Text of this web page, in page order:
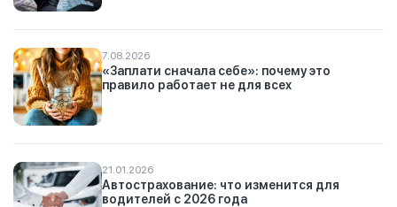
7.08.2026
«Заплати сначала себе»: почему это
правило работает не для всех
21.01.2026
Автострахование: что изменится для
водителей с 2026 года